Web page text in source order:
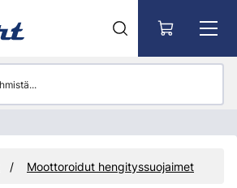
Moottoroidut hengityssuojaimet